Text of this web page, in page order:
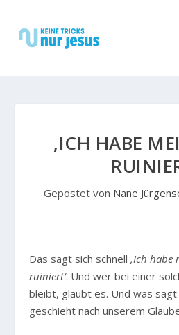
‚ICH HABE
Gepostet von Nane
Das sagt sich schnell‚Ich habe
ruiniert‘. Und wer bei einer
bleibt, glaubt es. Und was sagt
geschieht nach unserem